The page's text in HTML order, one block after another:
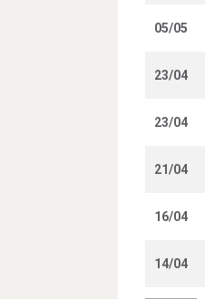
05/05
23/04
23/04
21/04
16/04
14/04